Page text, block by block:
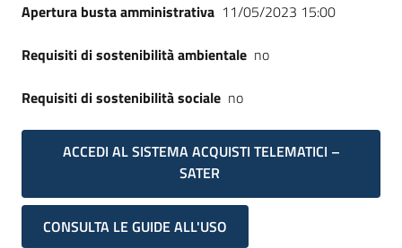
Apertura busta amministrativa 11/05/2023 15:00
Requisiti di sostenibilità ambientale no
Requisiti di sostenibilità sociale no
ACCEDI AL SISTEMA ACQUISTI TELEMATICI –
SATER
CONSULTA LE GUIDE ALL'USO